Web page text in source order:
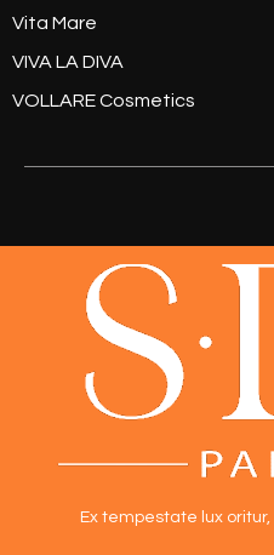
Vita Mare
VIVA LA DIVA
VOLLARE Cosmetics
Ex tempestate lux oritur,